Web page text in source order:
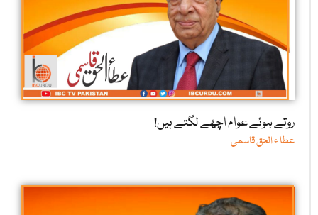
روتے ہوئے عوام اچھے لگتے ہیں!
عطا ء الحق قاسمی